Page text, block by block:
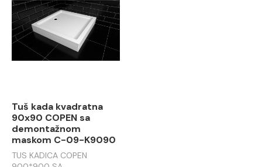
Tuš kada kvadratna
90x90 COPEN sa
demontažnom
maskom C-09-K9090
TUS KADICA COPEN